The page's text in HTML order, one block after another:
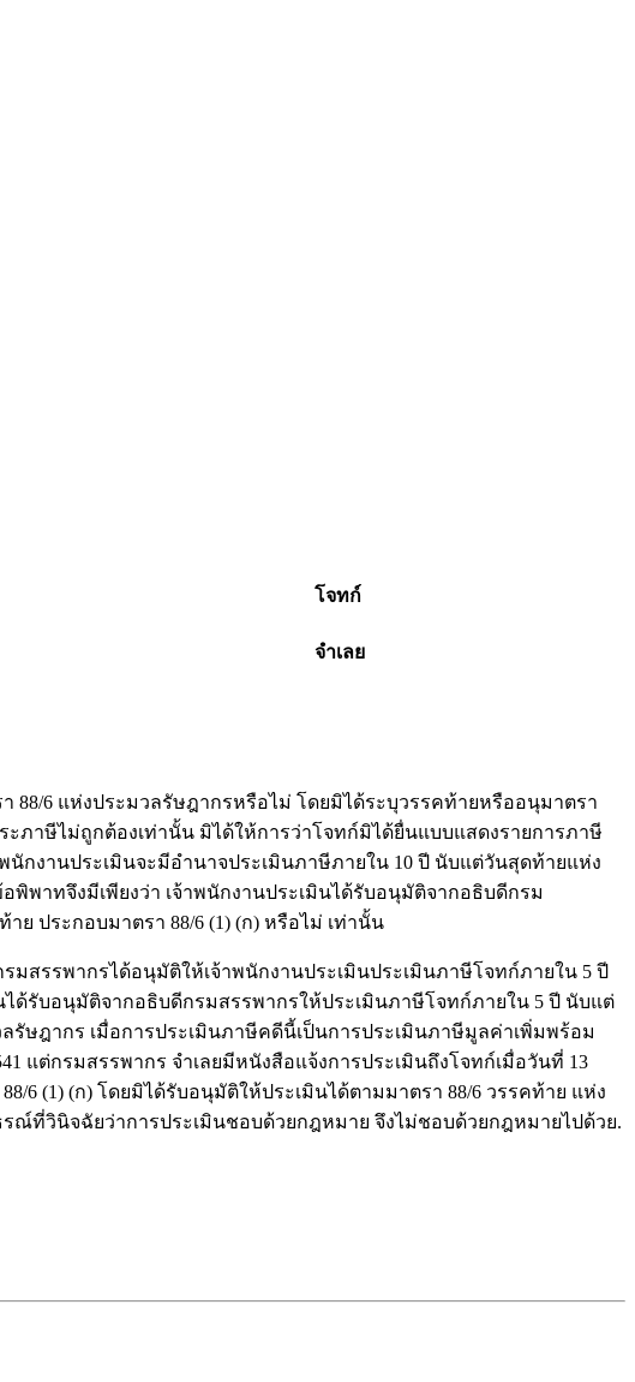
โจทก์
จำเลย
88/6 แห่งประมวลรัษฎากรหรือไม่ โดยมิได้ระบุวรรคท้ายหรืออนุมาตรา
ะภาษีไม่ถูกต้องเท่านั้น มิได้ให้การว่าโจทก์มิได้ยื่นแบบแสดงรายการภาษี
กงานประเมินจะมีอำนาจประเมินภาษีภายใน 10 ปี นับแต่วันสุดท้ายแห่ง
พาทจึงมีเพียงว่า เจ้าพนักงานประเมินได้รับอนุมัติจากอธิบดีกรม
ย ประกอบมาตรา 88/6 (1) (ก) หรือไม่ เท่านั้น
สรรพากรได้อนุมัติให้เจ้าพนักงานประเมินประเมินภาษีโจทก์ภายใน 5 ปี
ด้รับอนุมัติจากอธิบดีกรมสรรพากรให้ประเมินภาษีโจทก์ภายใน 5 ปี นับแต่
รัษฎากร เมื่อการประเมินภาษีคดีนี้เป็นการประเมินภาษีมูลค่าเพิ่มพร้อม
แต่กรมสรรพากร จำเลยมีหนังสือแจ้งการประเมินถึงโจทก์เมื่อวันที่ 13
6 (1) (ก) โดยมิได้รับอนุมัติให้ประเมินได้ตามมาตรา 88/6 วรรคท้าย แห่ง
ณ์ที่วินิจฉัยว่าการประเมินชอบด้วยกฎหมาย จึงไม่ชอบด้วยกฎหมายไปด้วย.